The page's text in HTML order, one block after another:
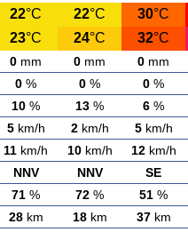
22°C 22°C 30°C
23°C 24°C 32°C
0 mm 0 mm 0 mm
0 % 0 % 0 %
10 % 13 % 6 %
5km/h 2km/h 5km/h
11 km/h 10km/h 12km/h
NNV NNV SE
71 % 72 % 51 %
28km 18km 37km